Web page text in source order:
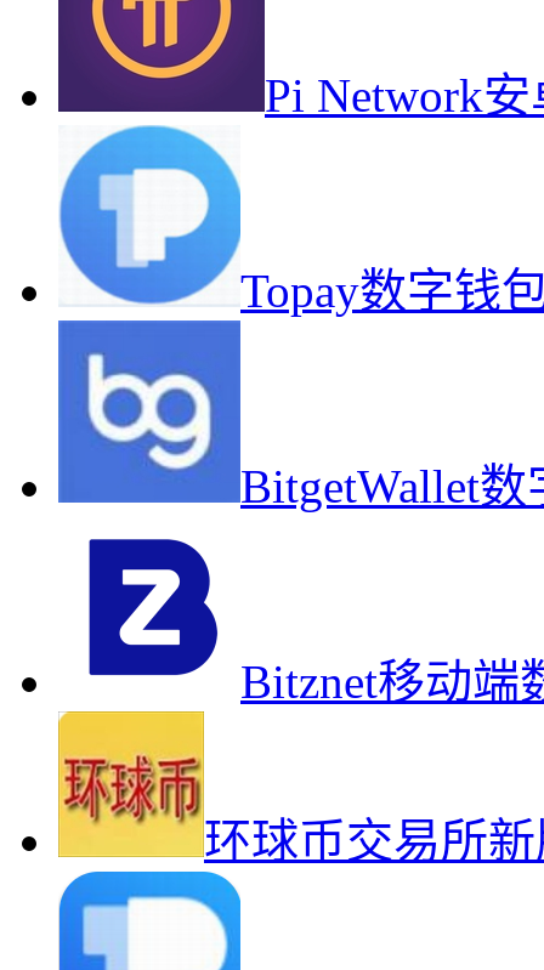
Pi Network
Topay数字钱
BitgetWallet
Bitznet移动端
环球币交易所